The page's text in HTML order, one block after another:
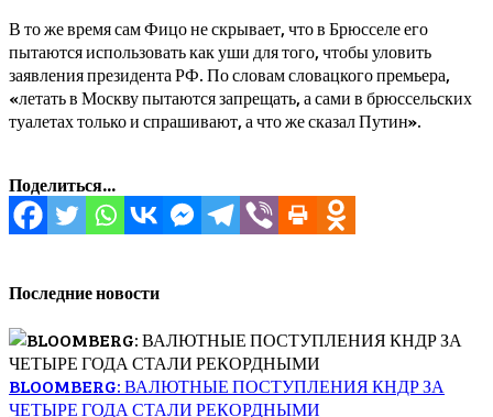
В то же время сам Фицо не скрывает, что в Брюсселе его
пытаются использовать как уши для того, чтобы уловить
заявления президента РФ. По словам словацкого премьера,
«летать в Москву пытаются запрещать, а сами в брюссельских
туалетах только и спрашивают, а что же сказал Путин».
Поделиться...
Последние новости
BLOOMBERG: ВАЛЮТНЫЕ ПОСТУПЛЕНИЯ КНДР ЗА
ЧЕТЫРЕ ГОДА СТАЛИ РЕКОРДНЫМИ